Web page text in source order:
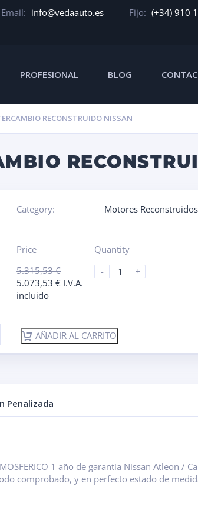
Email: info@vedaauto.es Fijo: (+34) 910
PROFESIONAL BLOG
RECONSTRUIDO NISSAN
Category: Motores Reconstruidos
Price
5.315,53€
5.073,53€ I.V.A.
incluido
Quantity
-
+
AÑADIR AL CARRITO
Penalizada
1 año de garantía Nissan Atleon /
comprobado, y en perfecto estado de